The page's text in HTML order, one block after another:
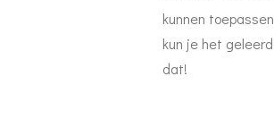
kunnen
kun je het
dat!